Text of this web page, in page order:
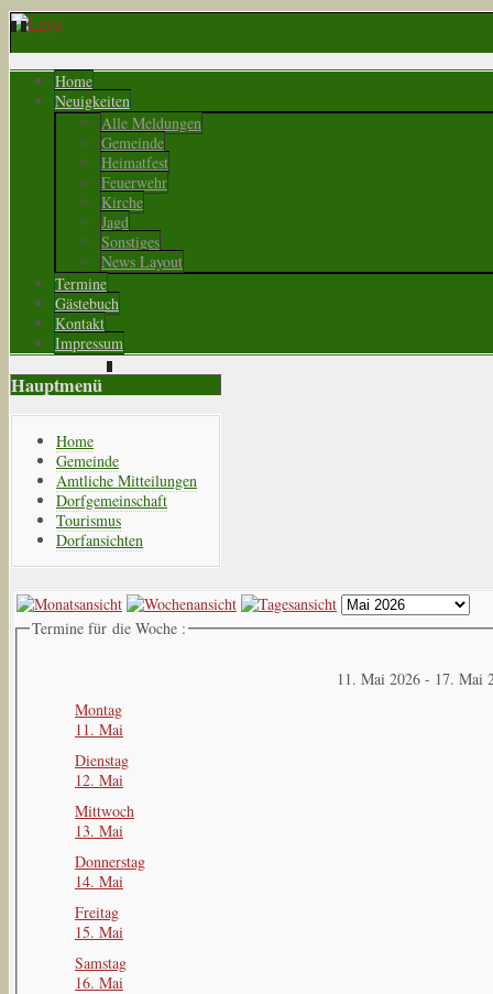
Home
Neuigkeiten
Alle Meldungen
Gemeinde
Heimatfest
Feuerwehr
Kirche
Jagd
Sonstiges
News Layout
Termine
Gästebuch
Kontakt
Impressum
Hauptmenü
Home
Gemeinde
Amtliche Mitteilungen
Dorfgemeinschaft
Tourismus
Dorfansichten
Termine für die Woche :
11. Mai 2026 - 17. Mai
Montag
11. Mai
Dienstag
12. Mai
Mittwoch
13. Mai
Donnerstag
14. Mai
Freitag
15. Mai
Samstag
16. Mai